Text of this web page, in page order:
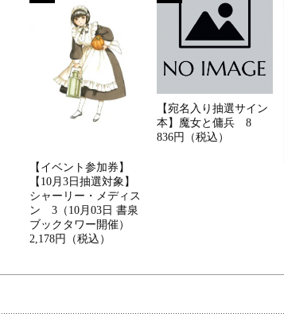
【イベント参加券】
【10月3日抽選対象】
シャーリー・メディス
ン 3（10月03日 書泉
ブックタワー開催）
2,178円（税込）
【宛名入り抽選サイン
本】魔女と傭兵 8
836円（税込）